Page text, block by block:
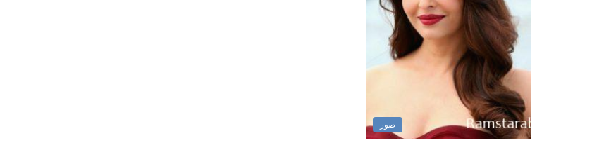
صور